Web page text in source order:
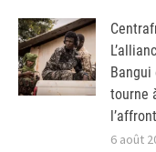
Bangui
tourne
6 août